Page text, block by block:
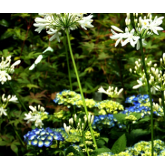
r
c
o
n
t
e
n
t